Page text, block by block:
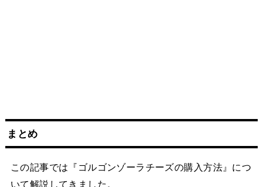
まとめ
この記事では『ゴルゴンゾーラチーズの購入方法』につ
いて解説してきました。